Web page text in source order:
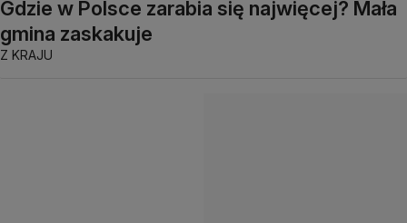
Gdzie w Polsce zarabia się najwięcej? Mała
gmina zaskakuje
Z KRAJU